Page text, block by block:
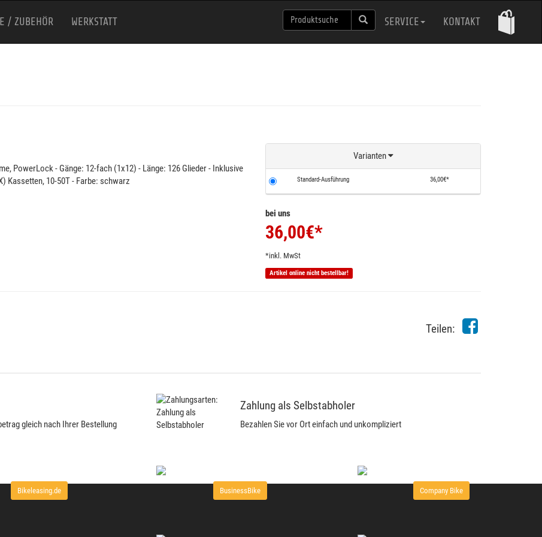
/ ZUBEHÖR WERKSTATT SERVICE KONTAKT
PowerLock - Gänge: 12-fach (1x12) - Länge: 126 Glieder - Inklusive
Kassetten, 10-50T - Farbe: schwarz
Varianten
Standard-Ausführung 36,00€*
bei uns
36,00€*
*inkl. MwSt
Artikel online nicht bestellbar!
Teilen:
gleich nach Ihrer Bestellung
Zahlung als Selbstabholer
Bezahlen Sie vor Ort einfach und unkompliziert
Bikeleasing.de BusinessBike Company Bike